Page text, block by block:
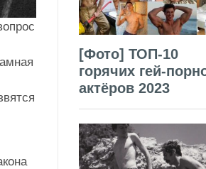
[Фото] ТОП-10
горячих гей-
актёров 2023